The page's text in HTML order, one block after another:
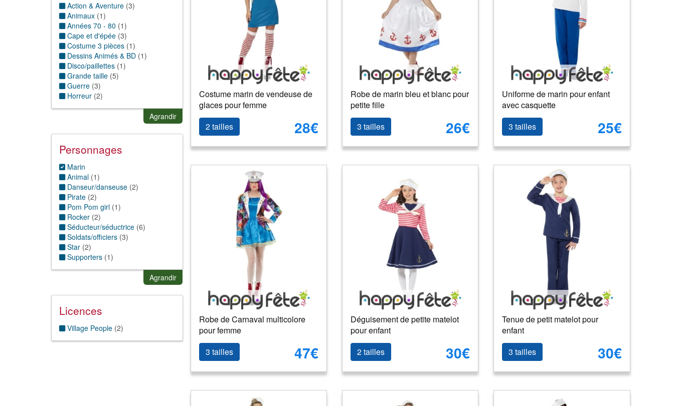
Action & Aventure (3)
Animaux (1)
Années 70 - 80 (1)
Cape et d'épée (3)
Costume 3 pièces (1)
Dessins Animés & BD (1)
Disco/paillettes (1)
Grande taille (5)
Guerre (3)
Horreur (2)
Musique(2)
Sexy/Charme(16)
Sport(1 )
Stars/célébrités(2
Uniformes
Agrandir
Personnages
Marin
Animal (1)
Danseur/danseuse (2)
Pirate (2)
Pom Pom girl (1)
Rocker (2)
Séducteur/séductrice (6)
Soldats/officiers (3)
Star (2)
Supporters (1)
Zombie(2)
Agrandir
Licences
Village People (2)
Costume marin de vendeuse de
glaces pour femme
2 tailles
28€
Robe de marin bleu et blanc pour
petite fille
3 tailles
26€
Uniforme de marin pour enfant
avec casquette
3 tailles
25€
Robe de Carnaval multicolore
pour femme
3 tailles
47€
Déguisement de petite matelot
pour enfant
2 tailles
30€
Tenue de petit matelot pour
enfant
3 tailles
30€